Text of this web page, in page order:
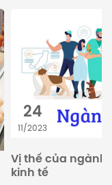
24
11/2023
Vị thế của ngành
kinh tế